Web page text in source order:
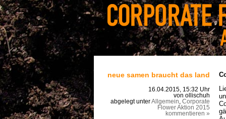
neue samen braucht das land
16.04.2015, 15:32 Uhr
von ollischuh
abgelegt unterAllgemein Corporate
Flower Aktion 2015
kommentieren »